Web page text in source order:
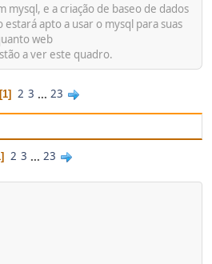
mysql, e a criação de baseo de dados
estará apto a usar o mysql para suas
web
a ver este quadro.
1 2 3 ... 23
2 3 ... 23